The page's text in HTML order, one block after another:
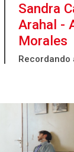
Sandra
Arahal -
Morales
Recordando